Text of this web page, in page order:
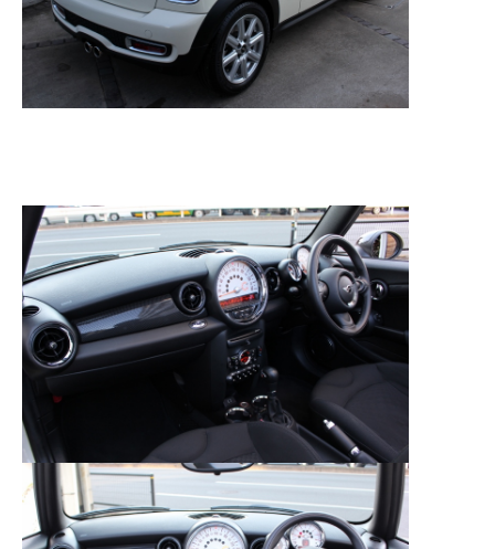
BMW MINI ROVER MINIサービス工場
TEL
購入相談